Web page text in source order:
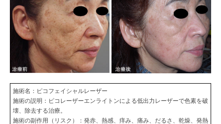
施術名：ピコフェイシャルレーザー
施術の説明：ピコレーザーエンライトンによる低出力レーザーで色素を破
壊、除去する治療。
施術の副作用（リスク）：発赤、熱感、痒み、痛み、だるさ、乾燥、発熱